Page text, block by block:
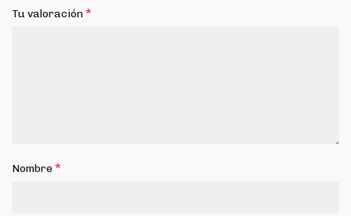
Tu valoración*
Nombre*